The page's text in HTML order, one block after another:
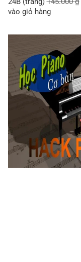
vào giỏ hàng